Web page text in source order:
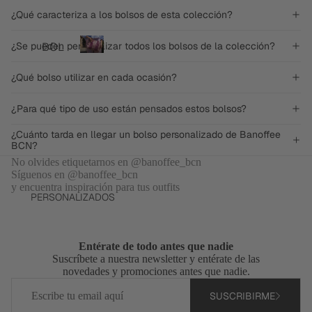
TOTA
LOO
VEST
IDOS
MON
OS
CHA
JERS
PIJA
BOL
PER
ALIZ
ADO
BOL
SOS
BOL
DE
Bolsos
personalizados
o
s
s
e
r
s
o
l
i
z
d
PERSONALIZADOS
¿Qué caracteriza a los bolsos de esta colección?
¿Se pueden personalizar todos los bolsos de la colección?
¿Qué bolso utilizar en cada ocasión?
¿Para qué tipo de uso están pensados estos bolsos?
¿Cuánto tarda en llegar un bolso personalizado de Banoffee
BCN?
No olvides etiquetarnos en @banoffee_bcn
Síguenos en @banoffee_bcn
y encuentra inspiración para tus outfits
Entérate de todo antes que nadie
Suscríbete a nuestra newsletter y entérate de las
novedades y promociones antes que nadie.
electrónico
SUSCRIBIRME